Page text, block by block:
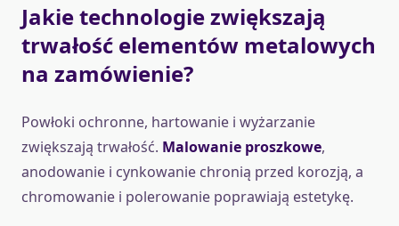
Jakie technologie zwiększają
trwałość elementów metalowych
na zamówienie?
Powłoki ochronne, hartowanie i wyżarzanie
zwiększają trwałość. Malowanie proszkowe,
anodowanie i cynkowanie chronią przed korozją, a
chromowanie i polerowanie poprawiają estetykę.